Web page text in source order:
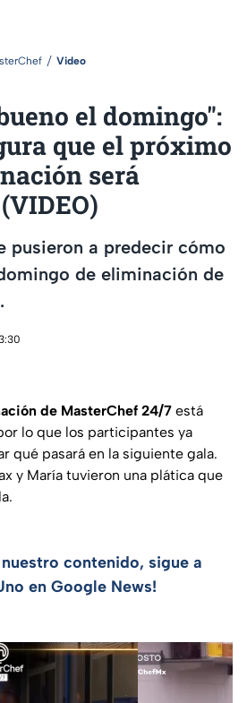
Video
el domingo":
que el próximo
será
pusieron a predecir cómo
de eliminación de
de MasterChef 24/7 está
lo que los participantes ya
qué pasará en la siguiente gala.
y María tuvieron una plática que
contenido, sigue a
en Google News!